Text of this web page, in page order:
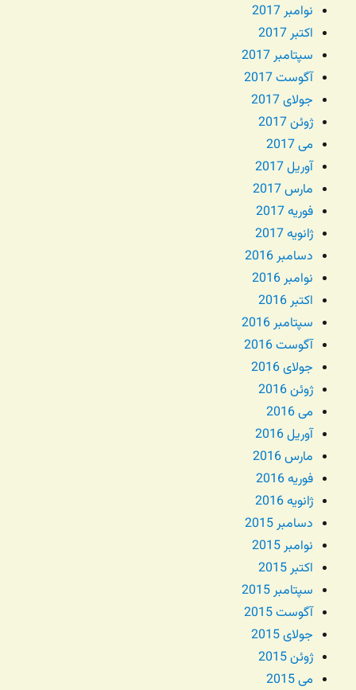
نوامبر 2017
اکتبر 2017
سپتامبر 2017
آگوست 2017
جولای 2017
ژوئن 2017
می 2017
آوریل 2017
مارس 2017
فوریه 2017
ژانویه 2017
دسامبر 2016
نوامبر 2016
اکتبر 2016
سپتامبر 2016
آگوست 2016
جولای 2016
ژوئن 2016
می 2016
آوریل 2016
مارس 2016
فوریه 2016
ژانویه 2016
دسامبر 2015
نوامبر 2015
اکتبر 2015
سپتامبر 2015
آگوست 2015
جولای 2015
ژوئن 2015
می 2015